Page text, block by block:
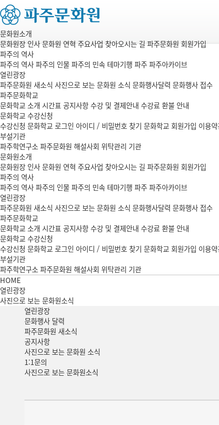
문화원소개
문화원장 인사문화원 연혁 주요사업 찾아오시는 길 파주문화원 회원가입
파주의 역사
파주의 역사파주의 인물파주의 민속 테마기행 파주파주아카이브
열린광장
파주문화원 새소식 사진으로 보는 문화원 소식 문화행사달력 문화행사 접수
파주문화학교
문화학교 소개 시간표공지사항수강 및 결제안내 수강료 환불 안내
문화학교 수강신청
수강신청 문화학교 로그인 아이디 / 비밀번호 찾기 문화학교 회원가입 이용
부설기관
파주학연구소파주문화원 해설사회 위탁관리 기관
문화원소개
문화원장 인사문화원 연혁 주요사업 찾아오시는 길 파주문화원 회원가입
파주의 역사
파주의 역사파주의 인물파주의 민속 테마기행 파주파주아카이브
열린광장
파주문화원 새소식 사진으로 보는 문화원 소식 문화행사달력 문화행사 접수
파주문화학교
문화학교 소개 시간표공지사항수강 및 결제안내 수강료 환불 안내
문화학교 수강신청
수강신청 문화학교 로그인 아이디 / 비밀번호 찾기 문화학교 회원가입 이용
부설기관
파주학연구소파주문화원 해설사회 위탁관리 기관
HOME
열린광장
사진으로 보는 문화원소식
열린광장
문화행사 달력
파주문화원 새소식
공지사항
사진으로 보는 문화원 소식
1:1문의
사진으로 보는 문화원소식